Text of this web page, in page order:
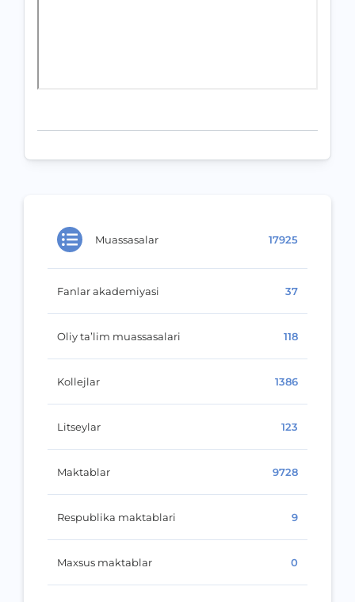
Muassasalar 17925
Fanlar akademiyasi 37
Oliy ta’lim muassasalari 118
Kollejlar 1386
Litseylar 123
Maktablar 9728
Respublika maktablari 9
Maxsus maktablar 0